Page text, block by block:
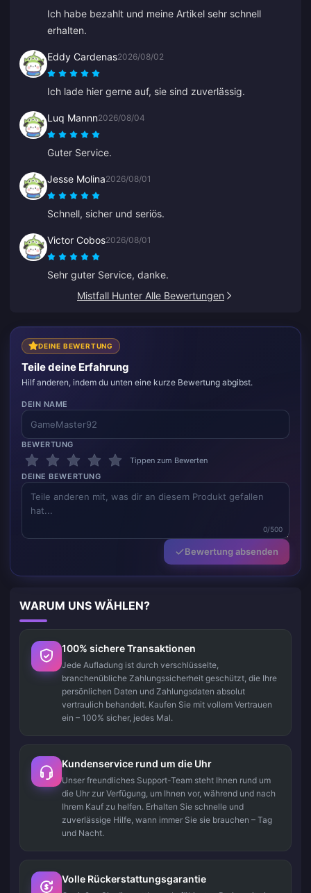
Ich habe bezahlt und meine Artikel sehr schnell
erhalten.
Eddy Cardenas2026/08/02
Ich lade hier gerne auf, sie sind zuverlässig.
Luq Mannn2026/08/04
Guter Service.
Jesse Molina2026/08/01
Schnell, sicher und seriös.
Victor Cobos2026/08/01
Sehr guter Service, danke.
Mistfall Hunter Alle Bewertungen
DEINE BEWERTUNG
Teile deine Erfahrung
Hilf anderen, indem du unten eine kurze Bewertung abgibst.
DEIN NAME
BEWERTUNG
Tippen zum Bewerten
DEINE BEWERTUNG
0/500
Bewertung absenden
WARUM UNS WÄHLEN?
100% sichere Transaktionen
Jede Aufladung ist durch verschlüsselte,
branchenübliche Zahlungssicherheit geschützt, die Ihre
persönlichen Daten und Zahlungsdaten absolut
vertraulich behandelt. Kaufen Sie mit vollem Vertrauen
ein – 100% sicher, jedes Mal.
Kundenservice rund um die Uhr
Unser freundliches Support-Team steht Ihnen rund um
die Uhr zur Verfügung, um Ihnen vor, während und nach
Ihrem Kauf zu helfen. Erhalten Sie schnelle und
zuverlässige Hilfe, wann immer Sie sie brauchen – Tag
und Nacht.
Volle Rückerstattungsgarantie